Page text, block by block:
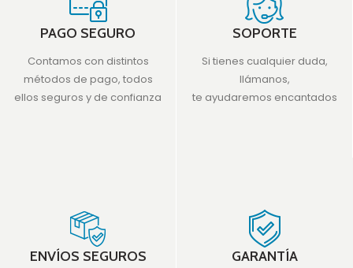
PAGO SEGURO
Contamos con distintos
métodos de pago, todos
ellos seguros y de confianza
SOPORTE
Si tienes cualquier duda,
llámanos,
te ayudaremos encantados
ENVÍOS SEGUROS GARANTÍA